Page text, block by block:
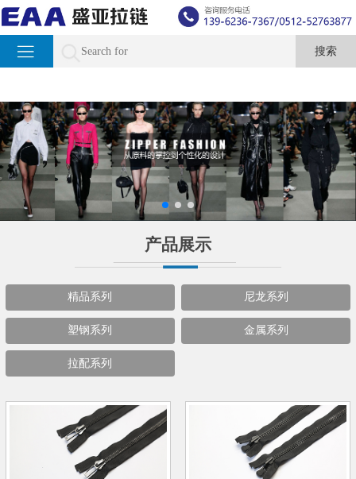
产品展示
精品系列 尼龙系列
塑钢系列 金属系列
拉配系列